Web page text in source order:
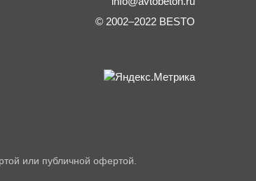
© 2002–2022 BESTO
или публичной офертой.